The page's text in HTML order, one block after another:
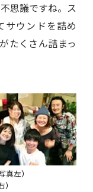
思議ですね。ス
サウンドを詰め
たくさん詰まっ
左）